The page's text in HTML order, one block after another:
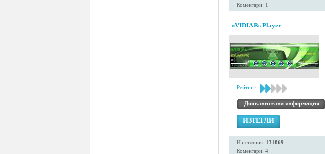
Коментари: 1
nVIDIA Bs Player
Рейтинг:
Допълнителна информация
ИЗТЕГЛИ
Изтегляния: 131869
Коментари: 4